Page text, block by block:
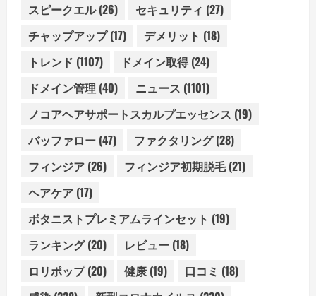
スピークエル(26) セキュリティ (27)
チャップアップ(17) デメリット (18)
トレンド (1107) ドメイン取得(24)
ドメイン管理 (40) ニュース (1101)
ノコアヘアサポートスカルプエッセンス (19)
バッファロー (47) ファクタリング(28)
フィンジア (26) フィンジア初期脱毛(21)
ヘアケア (17)
ボタニストプレミアムラインセット (19)
ランキング(20) レビュー (18)
ロリポップ(20) 健康 (19) 口コミ (18)